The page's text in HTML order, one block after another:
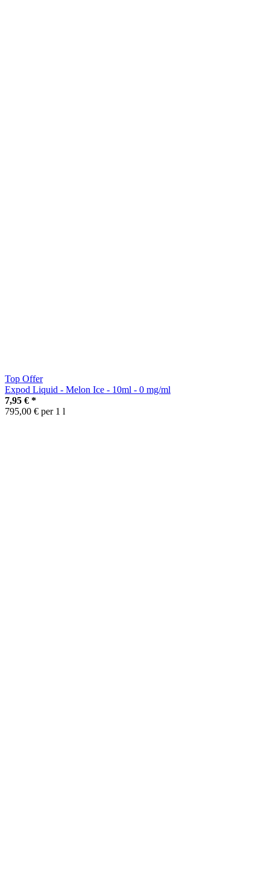
Top Offer
Expod Liquid - Melon Ice - 10ml - 0 mg/ml
7,95 € *
795,00 € per 1 l